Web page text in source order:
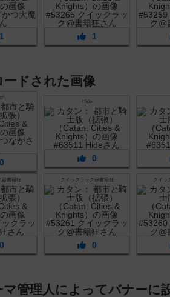
1 1
ードされた画像
0
Hide
0
@書籍狂
0
クイックラック@書籍狂
0
クイッ
マ管理人によってバナーに